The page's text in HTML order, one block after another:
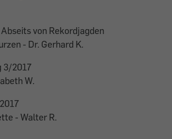
von Rekordjagden
- Dr. Gerhard K.
3/2017
W.
- Walter R.